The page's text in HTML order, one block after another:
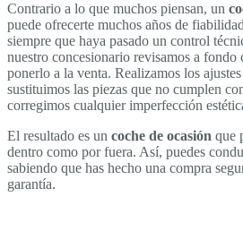
Contrario a lo que muchos piensan, un
puede ofrecerte muchos años de
siempre que haya pasado un control
nuestro concesionario revisamos a fondo
ponerlo a la venta. Realizamos los
sustituimos las piezas que no cumplen
corregimos cualquier imperfección
El resultado es un coche de ocasión que
dentro como por fuera. Así, puedes
sabiendo que has hecho una compra
garantía.